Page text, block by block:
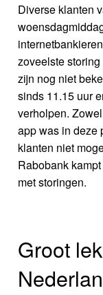
Diverse klanten
zoveelste
zijn nog niet
sinds 11.15 uur
verholpen.
app was in deze
klanten niet
Rabobank
met storingen.
Groot